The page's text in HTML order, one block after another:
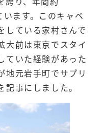
ます。このキャベ
している家村さんで
大前は東京でスタイ
ていた経験があった
地元岩手町でサプリ
事にしました。